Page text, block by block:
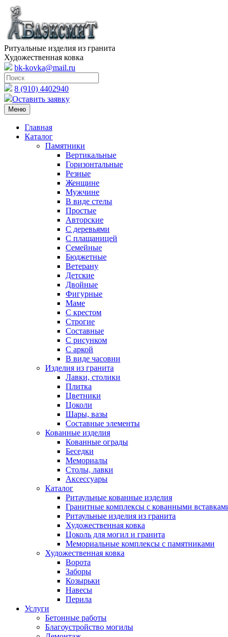
Ритуальные изделия из гранита
Художественная ковка
bk-kovka@mail.ru
8 (910) 4402940
Оставить заявку
Меню
Главная
Каталог
Памятники
Вертикальные
Горизонтальные
Резные
Женщине
Мужчине
В виде стелы
Простые
Авторские
С деревьями
С плащаницей
Семейные
Бюджетные
Ветерану
Детские
Двойные
Фигурные
Маме
С крестом
Строгие
Составные
С рисунком
С аркой
В виде часовни
Изделия из гранита
Лавки, столики
Плитка
Цветники
Цоколи
Шары, вазы
Составные элементы
Кованные изделия
Кованные ограды
Беседки
Мемориалы
Столы, лавки
Аксессуары
Каталог
Ритаульные кованные изделия
Гранитные комплексы с кованными
Ритаульные изделия из гранита
Художественная ковка
Цоколь для могил и гранита
Мемориальные комплексы с памятниками
Художественная ковка
Ворота
Заборы
Козырьки
Навесы
Перила
Услуги
Бетонные работы
Благоустройство могилы